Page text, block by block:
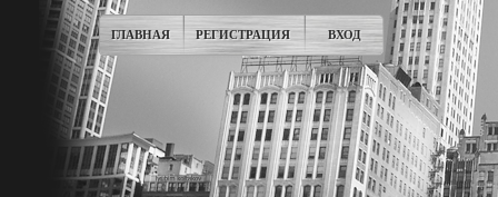
ГЛАВНАЯ РЕГИСТРАЦИЯ ВХОД